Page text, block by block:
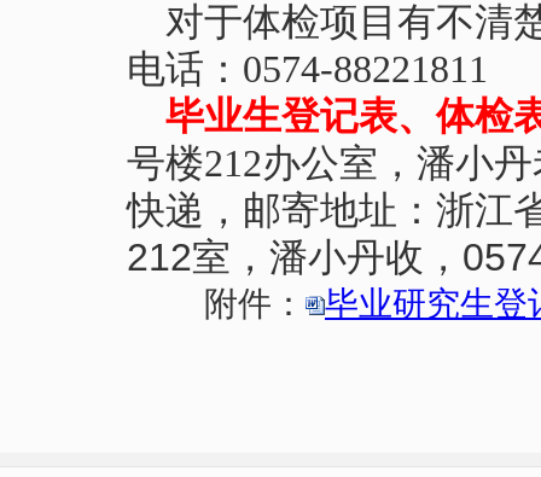
对于体检项目有不清
电话：0574-88221811
毕业生登记表、体检
号楼212办公室，潘小
快递， 邮寄地址：浙江
212室，潘小丹收，
附件： 毕业研究生登